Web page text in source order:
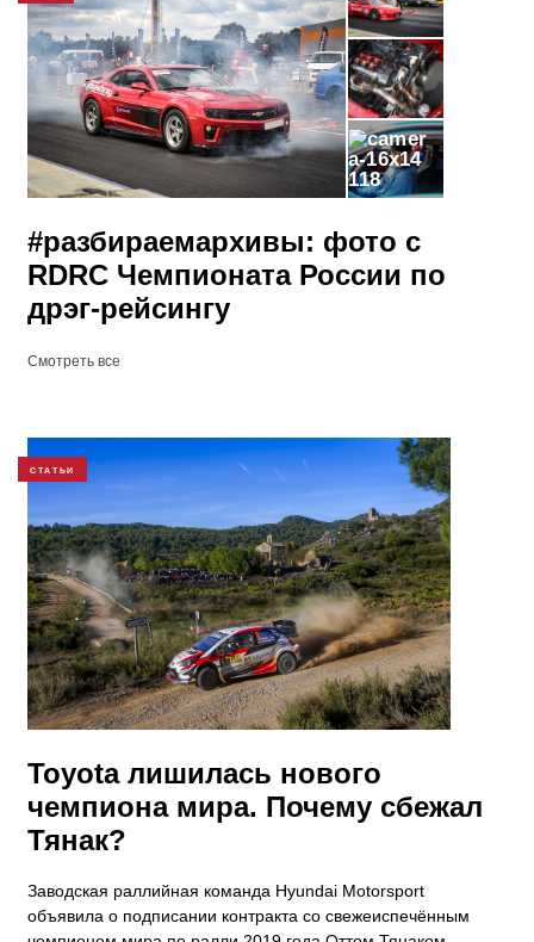
118
#разбираемархивы: фото с
RDRC Чемпионата России по
дрэг-рейсингу
Смотреть все
СТАТЬИ
​Toyota лишилась нового
чемпиона мира. Почему сбежал
Тянак?
Заводская раллийная команда Hyundai Motorsport
объявила о подписании контракта со свежеиспечённым